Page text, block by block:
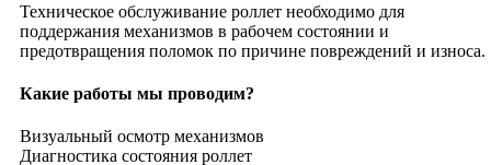
Техническое обслуживание роллет необходимо для
поддержания механизмов в рабочем состоянии и
предотвращения поломок по причине повреждений и износа.
Какие работы мы проводим?
Визуальный осмотр механизмов
Диагностика состояния роллет